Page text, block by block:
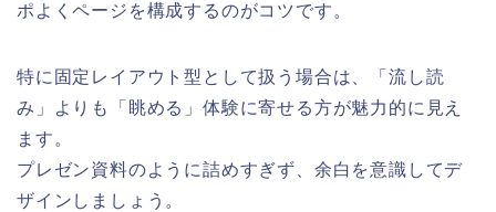
ポよくページを構成するのがコツです。
特に固定レイアウト型として扱う場合は、「流し読
み」よりも「眺める」体験に寄せる方が魅力的に見え
ます。
プレゼン資料のように詰めすぎず、余白を意識してデ
ザインしましょう。